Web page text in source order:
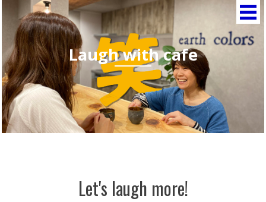
content
広陵
町の
ェ
earth
Let's
laugh
more!
Laughwithcafe
Let's laugh more!